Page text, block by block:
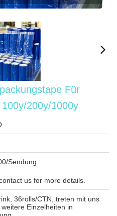
Für
200y/1000y
Sendung
us for more details.
36rolls/CTN, treten mit uns
Einzelheiten in